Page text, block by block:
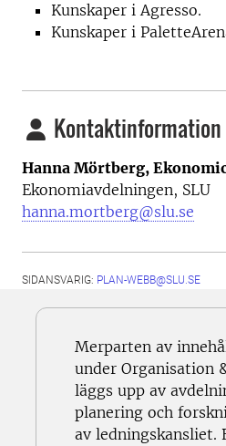
Kunskaper i Agresso.
Kunskaper i
Kontaktinformation
Hanna Mörtberg,
Ekonomiavdelningen, SLU
hanna.mortberg@slu.se
SIDANSVARIG: PLAN-WEBB@SLU.SE
Merparten av
under Organisation
läggs upp av
planering och
av ledningskansliet.